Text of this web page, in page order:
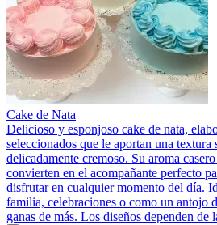
Cake de Nata
Delicioso y esponjoso cake de nata,
seleccionados que le aportan una textura
delicadamente cremoso. Su aroma
convierten en el acompañante perfecto
disfrutar en cualquier momento del día.
familia, celebraciones o como un antojo
ganas de más. Los diseños dependen de